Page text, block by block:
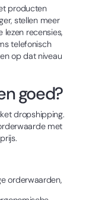
producten
stellen meer
lezen recensies,
telefonisch
op dat niveau
goed?
dropshipping.
met
orderwaarden,